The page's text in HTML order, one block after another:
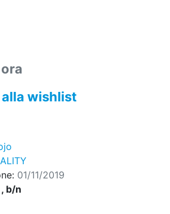
wishlist
01/11/2019
b/n